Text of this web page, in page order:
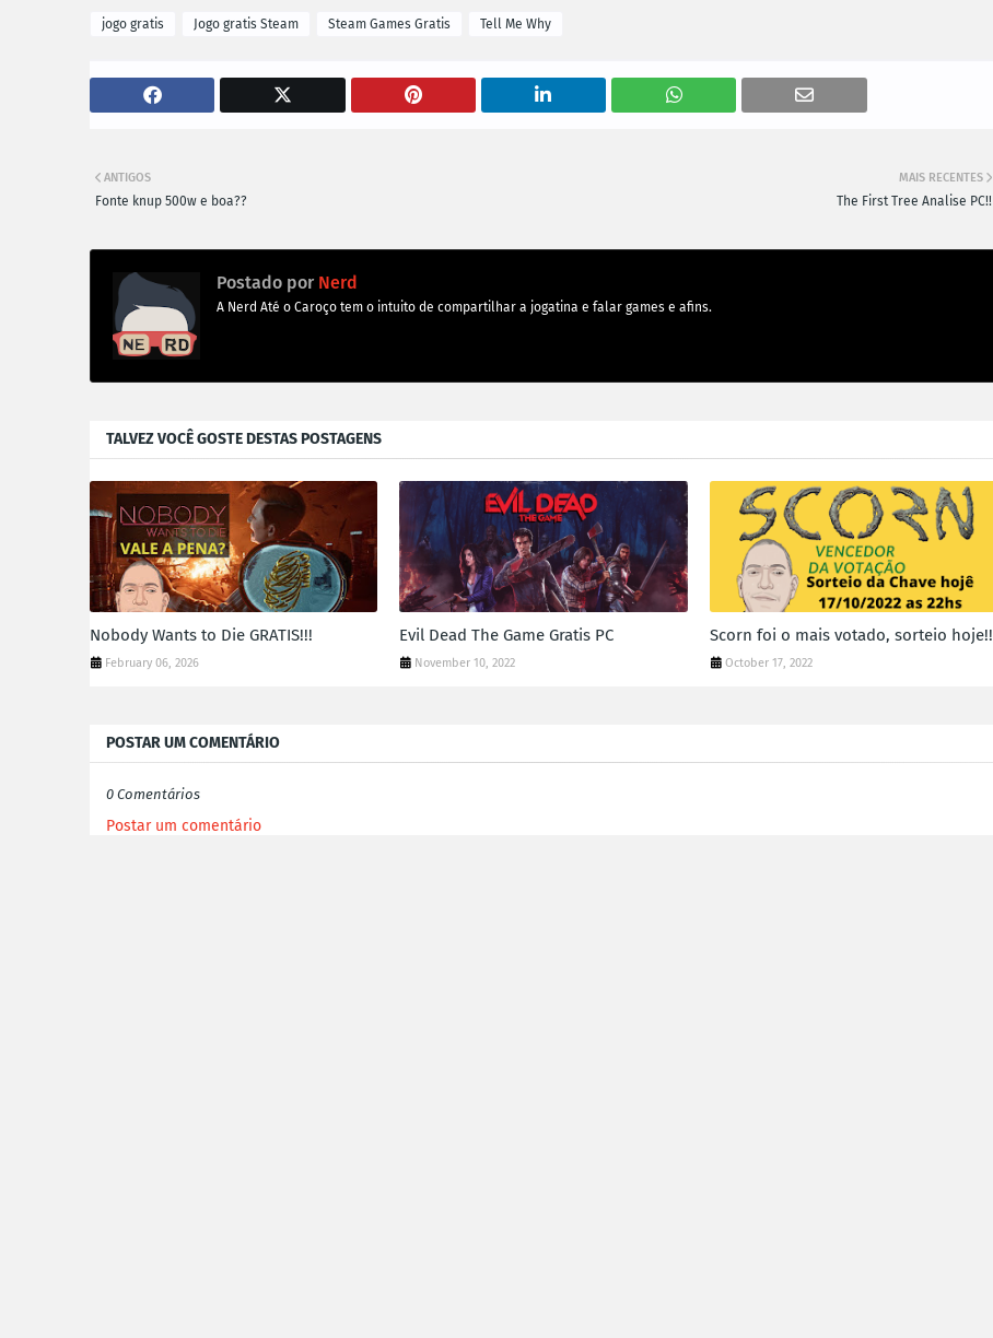
jogo gratis Jogo gratis Steam Steam Games Gratis Tell Me Why
MAIS RECENTES
The First Tree Analise PC!!
ANTIGOS
Fonte knup 500w e boa??
Postado por Nerd
A Nerd Até o Caroço tem o intuito de compartilhar a jogatina e falar games e afins.
TALVEZ VOCÊ GOSTE DESTAS POSTAGENS
Nobody Wants to Die GRATIS!!!
February 06, 2026
Evil Dead The Game Gratis PC
November 10, 2022
Scorn foi o mais votado, sorteio hoje!!
October 17, 2022
POSTAR UM COMENTÁRIO
0 Comentários
Postar um comentário